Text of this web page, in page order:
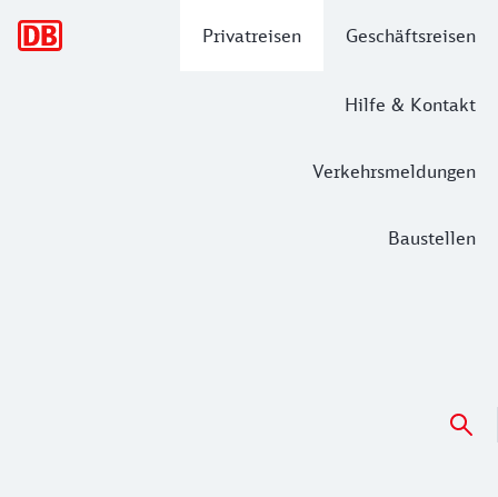
Privatreisen Geschäftsreisen
Hilfe & Kontakt
Verkehrsmeldungen
Baustellen